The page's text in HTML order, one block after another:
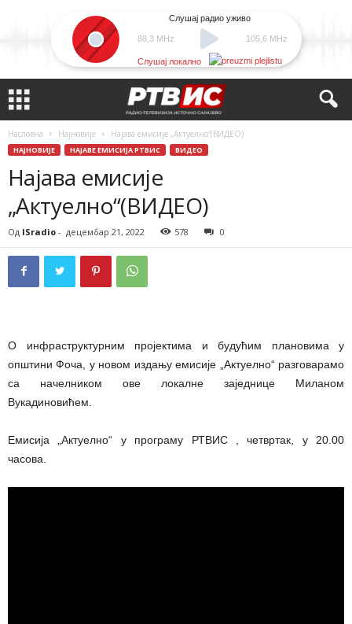
88,3 MHz
Слушај радио уживо
105,6 MHz
Слушај локално
Насловна Најновије Најава емисије „Актуелно“(ВИДЕО)
НАЈНОВИЈЕ НАЈАВЕ ЕМИСИЈА РТВИС ВИДЕО
Најава емисије
„Актуелно“(ВИДЕО)
Од ISradio - децембар 21, 2022 578 0
О инфраструктурним пројектима и будућим плановима у
општини Фоча, у новом издању емисије „Актуелно“ разговарамо
са начелником ове локалне заједнице Миланом
Вукадиновићем.
Емисија „Актуелно“ у програму РТВИС , четвртак, у 20.00
часова.